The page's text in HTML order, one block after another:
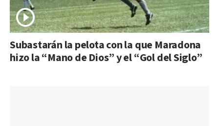
Subastarán la pelota con la que Maradona
hizo la “Mano de Dios” y el “Gol del Siglo”